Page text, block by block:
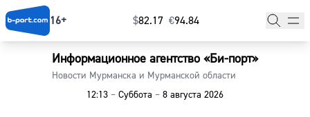
16+ $⁠82.17 €⁠94.84
Информационное агентство «Би-порт»
Новости Мурманска и Мурманской области
12:13 – Суббота – 8 августа 2026
Главная